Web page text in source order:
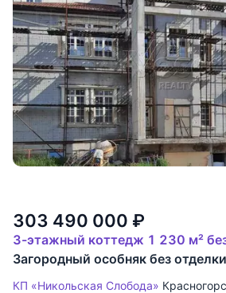
303 490 000 ₽
3-этажный коттедж 1 230 м²
Загородный особняк без отделки
КП «Никольская Слобода»